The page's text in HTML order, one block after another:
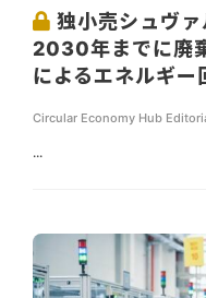
独小売シュヴァ
2030年までに廃
によるエネルギー
Circular Economy Hub
...